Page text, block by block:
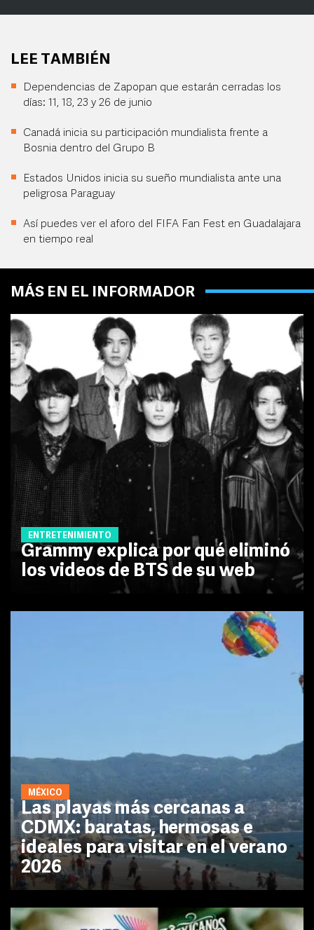
LEE TAMBIÉN
Dependencias de Zapopan que estarán cerradas los
días: 11, 18, 23 y 26 de junio
Canadá inicia su participación mundialista frente a
Bosnia dentro del Grupo B
Estados Unidos inicia su sueño mundialista ante una
peligrosa Paraguay
Así puedes ver el aforo del FIFA Fan Fest en Guadalajara
en tiempo real
MÁS EN EL INFORMADOR
ENTRETENIMIENTO
Grammy explica por qué eliminó
los videos de BTS de su web
MÉXICO
Las playas más cercanas a
CDMX: baratas, hermosas e
ideales para visitar en el verano
2026